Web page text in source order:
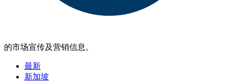
的市场宣传及营销信息。
最新
新加坡